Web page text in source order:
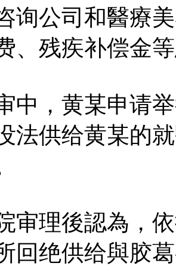
询公司和醫療
、残疾补偿金
中，黄某申请
法供给黄某的
审理後認為，
回绝供给與胶